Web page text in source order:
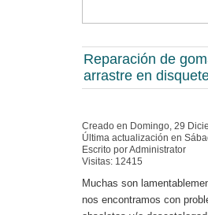
Reparación de
arrastre en
Creado en Domingo, 29
Última actualización en
Escrito por Administrator
Visitas: 12415
Muchas son
nos encontramos con